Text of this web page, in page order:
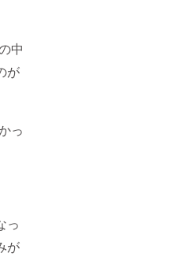
中
が
っ
っ
が